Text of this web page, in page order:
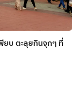
ยบ ตะลุยกินจุกๆ ที่